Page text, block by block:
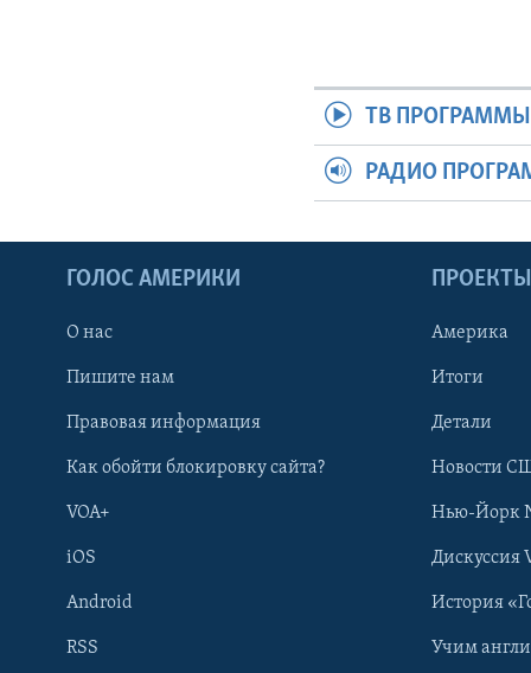
ТВ ПРОГРАММЫ
РАДИО
ГОЛОС АМЕРИКИ
О нас
Пишите нам
Правовая информация
Как обойти блокировку сайта?
VOA+
iOS
Android
RSS
ПРОЕКТЫ
Америка
Итоги
Детали
Новости
Нью-Йорк
Дискуссия
История
Учим